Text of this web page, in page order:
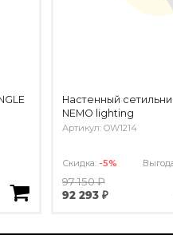
Настенный
NEMO lighting
Артикул: OW1214
Скидка: -5%
97 150 ₽
92 293 ₽